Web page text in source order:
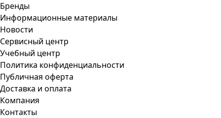
Бренды
Информационные материалы
Новости
Сервисный центр
Учебный центр
Политика конфиденциальности
Публичная оферта
Доставка и оплата
Компания
Контакты